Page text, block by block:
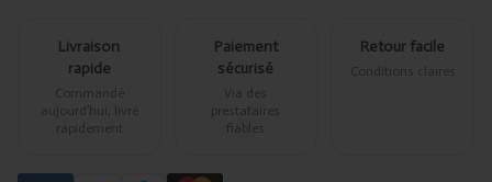
Livraison
rapide
Commandé
aujourd’hui, livré
rapidement
Paiement
sécurisé
Via des
prestataires
fiables
Retour facile
Conditions claires